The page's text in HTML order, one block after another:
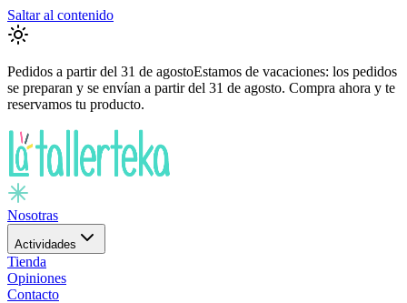
Saltar al contenido
Pedidos a partir del 31 de agostoEstamos de vacaciones: los pedidos
se preparan y se envían a partir del 31 de agosto. Compra ahora y te
reservamos tu producto.
Nosotras
Actividades
Tienda
Opiniones
Contacto